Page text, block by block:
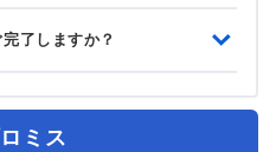
了しますか？
ミス